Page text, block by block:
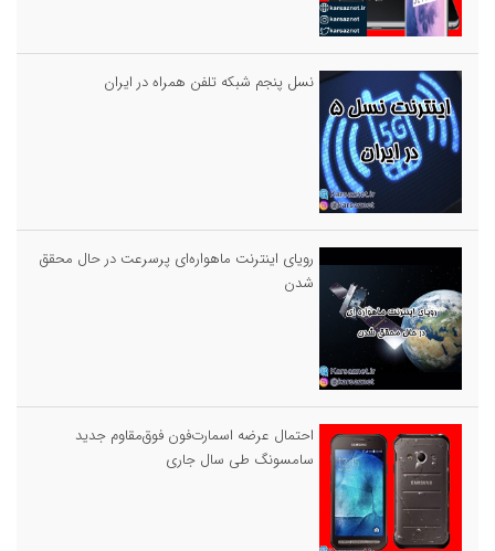
نسل پنجم شبکه تلفن همراه در ایران
رویای اینترنت ماهواره‌ای پرسرعت در حال محقق
شدن
احتمال عرضه اسمارت‌فون فوق‌مقاوم جدید
سامسونگ طی سال جاری